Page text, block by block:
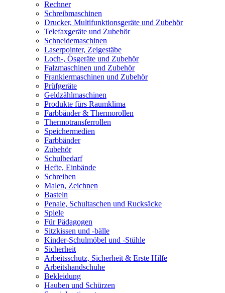
Rechner
Schreibmaschinen
Drucker, Multifunktionsgeräte und Zubehör
Telefaxgeräte und Zubehör
Schneidemaschinen
Laserpointer, Zeigestäbe
Loch-, Ösgeräte und Zubehör
Falzmaschinen und Zubehör
Frankiermaschinen und Zubehör
Prüfgeräte
Geldzählmaschinen
Produkte fürs Raumklima
Farbbänder & Thermorollen
Thermotransferrollen
Speichermedien
Farbbänder
Zubehör
Schulbedarf
Hefte, Einbände
Schreiben
Malen, Zeichnen
Basteln
Penale, Schultaschen und Rucksäcke
Spiele
Für Pädagogen
Sitzkissen und -bälle
Kinder-Schulmöbel und -Stühle
Sicherheit
Arbeitsschutz, Sicherheit & Erste Hilfe
Arbeitshandschuhe
Bekleidung
Hauben und Schürzen